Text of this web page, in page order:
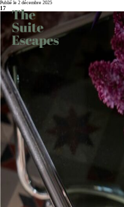
Publié le 2 décembre 2025
17